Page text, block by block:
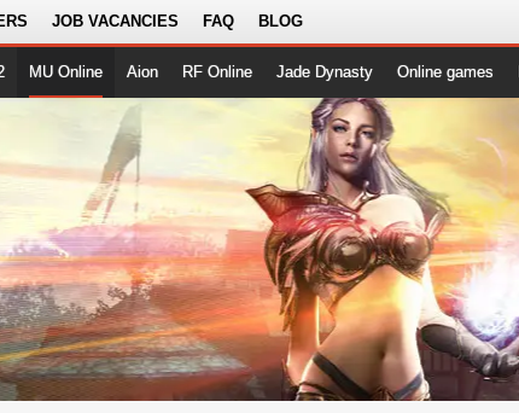
JOB VACANCIES FAQ BLOG
MU Online Aion RF Online Jade Dynasty Online games